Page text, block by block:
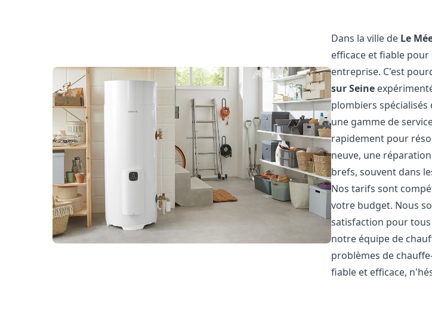
Dans la ville de Le
efficace et fiable
entreprise. C'est
sur Seine
plombiers spécialisés
une gamme de
rapidement pour
neuve, une
brefs, souvent dans
Nos tarifs sont
votre budget. Nous
satisfaction pour tous
notre équipe de
problèmes de
fiable et efficace,